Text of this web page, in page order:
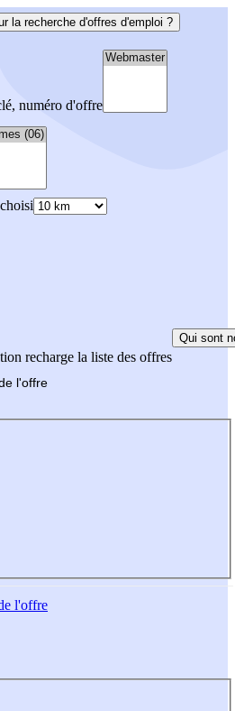
la recherche d'offres d'emploi ?
numéro d'offre
recharge la liste des offres
Qui sont
l'offre
l'offre